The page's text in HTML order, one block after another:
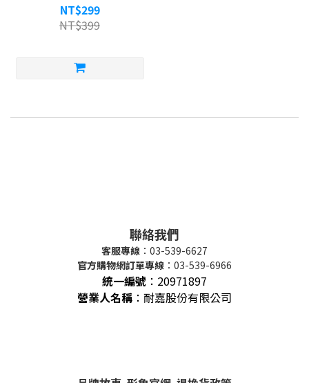
NT$299
NT$399
聯絡我們
客服專線 ：03-539-6627
官方購物網訂單專線 ：03-539-6966
統一編號 ： 20971897
營業人名稱 ：耐嘉股份有限公司